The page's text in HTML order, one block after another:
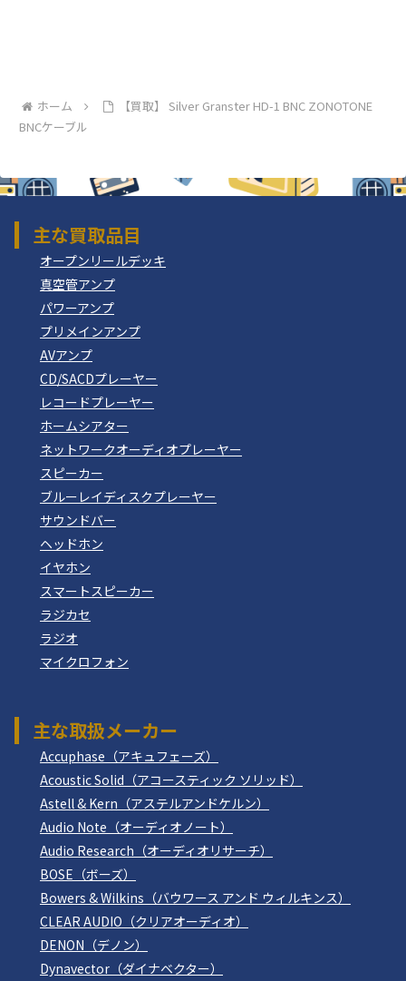
ホーム
【買取】 Silver Granster HD-1 BNC ZONOTONE
BNCケーブル
主な買取品目
オープンリールデッキ
真空管アンプ
パワーアンプ
プリメインアンプ
AVアンプ
CD/SACDプレーヤー
レコードプレーヤー
ホームシアター
ネットワークオーディオプレーヤー
スピーカー
ブルーレイディスクプレーヤー
サウンドバー
ヘッドホン
イヤホン
スマートスピーカー
ラジカセ
ラジオ
マイクロフォン
主な取扱メーカー
Accuphase（アキュフェーズ）
Acoustic Solid（アコースティック ソリッド）
Astell & Kern（アステルアンドケルン）
Audio Note（オーディオノート）
Audio Research（オーディオリサーチ）
BOSE（ボーズ）
Bowers & Wilkins（バウワース アンド ウィルキンス）
CLEAR AUDIO（クリアオーディオ）
DENON（デノン）
Dynavector（ダイナベクター）